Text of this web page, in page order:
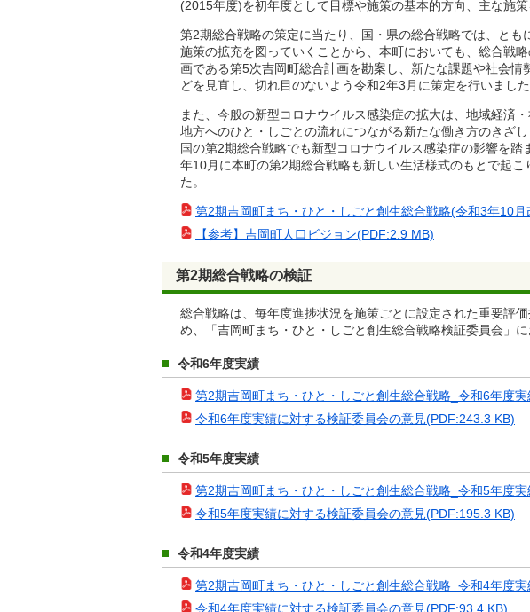
(2015年度)を初年度として目標や施策の基本的方向、主な施策
第2期総合戦略の策定に当たり、国・県の総合戦略では、と
施策の拡充を図っていくことから、本町においても、総合戦
画である第5次吉岡町総合計画を勘案し、新たな課題や社会
どを見直し、切れ目のないよう令和2年3月に策定を行いました
また、今般の新型コロナウイルス感染症の拡大は、地域経済
地方へのひと・しごとの流れにつながる新たな働き方のきざ
国の第2期総合戦略でも新型コロナウイルス感染症の影響を
年10月に本町の第2期総合戦略も新しい生活様式のもとで起
た。
第2期吉岡町まち・ひと・しごと創生総合戦略(令和3年10
【参考】吉岡町人口ビジョン(PDF:2.9 MB)
第2期総合戦略の検証
総合戦略は、毎年度進捗状況を施策ごとに設定された重要評
め、「吉岡町まち・ひと・しごと創生総合戦略検証委員会」
令和6年度実績
第2期吉岡町まち・ひと・しごと創生総合戦略_令和6年度
令和6年度実績に対する検証委員会の意見(PDF:243.3 KB)
令和5年度実績
第2期吉岡町まち・ひと・しごと創生総合戦略_令和5年度
令和5年度実績に対する検証委員会の意見(PDF:195.3 KB)
令和4年度実績
第2期吉岡町まち・ひと・しごと創生総合戦略_令和4年度
令和4年度実績に対する検証委員会の意見(PDF:93.4 KB)